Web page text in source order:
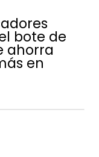
bote de
ahorra
en